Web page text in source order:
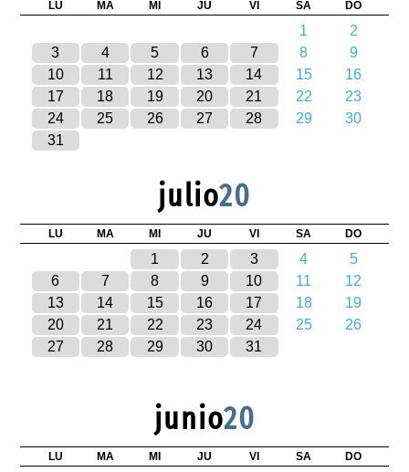
LU MA MI JU VI SA DO
1
2
3
4 5 6 7 8
9
10
11 12 13 14 15
16
17
18 19 20 21 22
23
24
25 26 27 28 29
30
31
julio20
LU MA MI JU VI SA DO
1 2 3 4
5
6
7 8 9 10 11
12
13
14 15 16 17 18
19
20
21 22 23 24 25
26
27
28 29 30 31
junio20
LU MA MI JU VI SA DO